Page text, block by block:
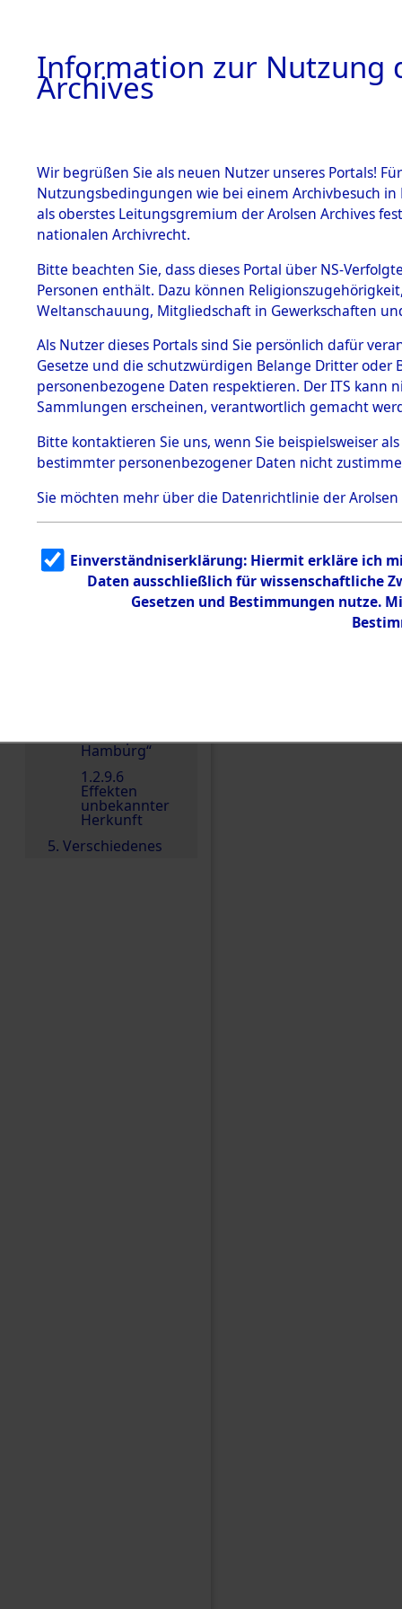
BESTÄNDE
1.
Inhaftierungsdoku
mente
1.2.9 Beim ITS
Effekten
1.2.9.1
Effekten aus
dem KZ
Dachau
1.2.9.2
Effekten aus
dem KZ
Bayerisches
1.2.9.3
Effekten aus
dem KZ
Neuengamm
Hamburg“
1.2.9.6
Effekten
unbekannter
Herkunft
5. Verschiedenes
0002
Information zur Nutzung
Archives
Wir begrüßen Sie als neuen Nutzer unseres Portals!
Nutzungsbedingungen wie bei einem Archivbesuch
als oberstes Leitungsgremium der Arolsen Archives
nationalen Archivrecht.
Bitte beachten Sie, dass dieses Portal über NS-
Personen enthält. Dazu können
Weltanschauung, Mitgliedschaft in Gewerkschaften
Als Nutzer dieses Portals sind Sie persönlich dafür
Gesetze und die schutzwürdigen Belange Dritter
personenbezogene Daten respektieren. Der ITS
Sammlungen erscheinen, verantwortlich gemacht
Bitte kontaktieren Sie uns, wenn Sie beispielsweiser
bestimmter personenbezogener Daten nicht
Sie möchten mehr über die Datenrichtlinie der Arolsen
Einverständniserklärung: Hiermit erkläre ich
Daten ausschließlich für wissenschaftliche
Gesetzen und Bestimmungen nutze.